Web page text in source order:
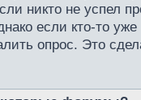
никто не успел
если кто-то
опрос. Это